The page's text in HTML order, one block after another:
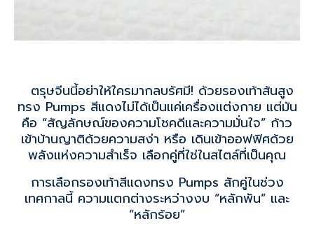
ตรุษจีนนี้อย่าให้ใครมากลบรัศมี! ด้วยรองเท้าส้นสูง
ทรง Pumps สีแดงไม่ได้เป็นแค่เครื่องแต่งกาย แต่มัน
คือ “สัญลักษณ์ของความโชคดีและความมั่นใจ” ก้าว
เข้าบ้านญาติด้วยความสง่า หรือ เดินเข้าออฟฟิศด้วย
พลังแห่งความสำเร็จ เลือกคู่ที่ใช่ในสไตล์ที่เป็นคุณ
การเลือกรองเท้าสีแดงทรง Pumps สักคู่ในช่วง
เทศกาลนี้ ความแตกต่างระหว่างงบ “หลักพัน” และ
“หลักร้อย”